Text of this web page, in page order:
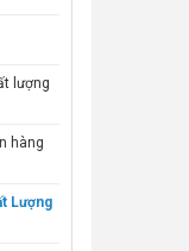
lượng
hàng
Lượng